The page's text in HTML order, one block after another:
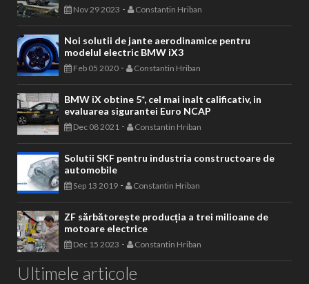
Nov 29 2023 - Constantin Hriban
Noi solutii de jante aerodinamice pentru
modelul electric BMW iX3
Feb 05 2020 - Constantin Hriban
BMW iX obtine 5*, cel mai inalt calificativ, in
evaluarea sigurantei Euro NCAP
Dec 08 2021 - Constantin Hriban
Solutii SKF pentru industria constructoare de
automobile
Sep 13 2019 - Constantin Hriban
ZF sărbătorește producția a trei milioane de
motoare electrice
Dec 15 2023 - Constantin Hriban
Ultimele articole